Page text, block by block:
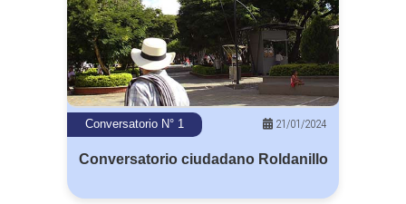
Conversatorio N° 1 21/01/2024
Conversatorio ciudadano Roldanillo